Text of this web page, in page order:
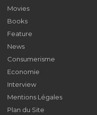
Movies
Books
Feature
News
Consumerisme
Economie
Interview
Mentions Légales
Plan du Site